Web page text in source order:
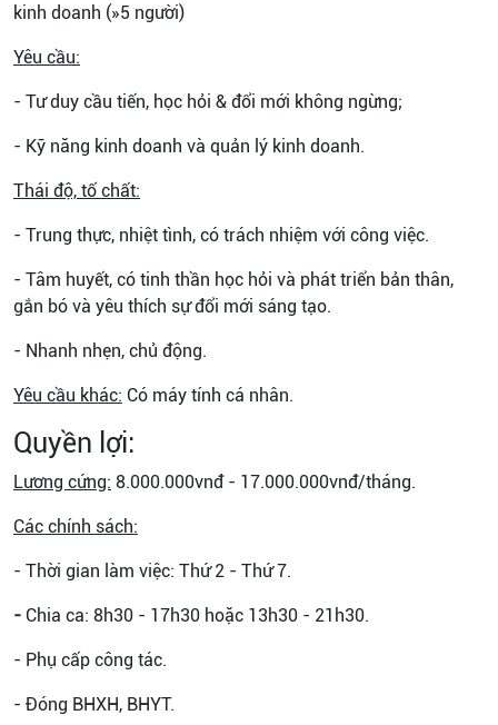
kinh doanh (»5 người)
Yêu cầu:
- Tư duy cầu tiến, học hỏi & đổi mới không ngừng;
- Kỹ năng kinh doanh và quản lý kinh doanh.
Thái độ, tố chất:
- Trung thực, nhiệt tình, có trách nhiệm với công việc.
- Tâm huyết, có tinh thần học hỏi và phát triển bản thân,
gắn bó và yêu thích sự đổi mới sáng tạo.
- Nhanh nhẹn, chủ động.
Yêu cầu khác: Có máy tính cá nhân.
Quyền lợi:
Lương cứng: 8.000.000vnđ - 17.000.000vnđ/tháng.
Các chính sách:
- Thời gian làm việc: Thứ 2 - Thứ 7.
- Chia ca: 8h30 - 17h30 hoặc 13h30 - 21h30.
- Phụ cấp công tác.
- Đóng BHXH, BHYT.